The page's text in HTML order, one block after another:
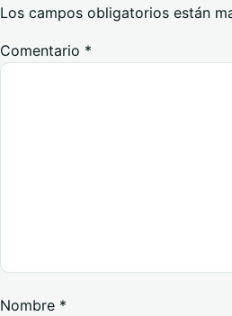
Los campos obligatorios están
Comentario *
Nombre *